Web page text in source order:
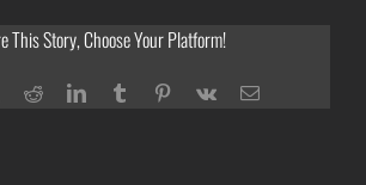
This Story, Choose Your Platform!
RedditLinkedInTumblrPinterest
Vk
E-